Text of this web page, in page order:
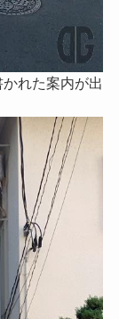
れた案内が出